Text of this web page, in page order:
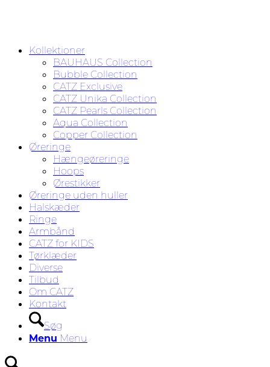
Kollektioner
BAUHAUS Collection
Bubble Collection
CATZ Exclusive
CATZ Unika Collection
CATZ Pearls Collection
Aqua Collection
Copper Collection
Øreringe
Hængeøreringe
Hoops
Ørestikker
Øreringe uden huller
Halskæder
Ringe
Armbånd
CATZ for KIDS
Tørklæder
Diverse
Tilbud
Om CATZ
Kontakt
Søg
Menu Menu